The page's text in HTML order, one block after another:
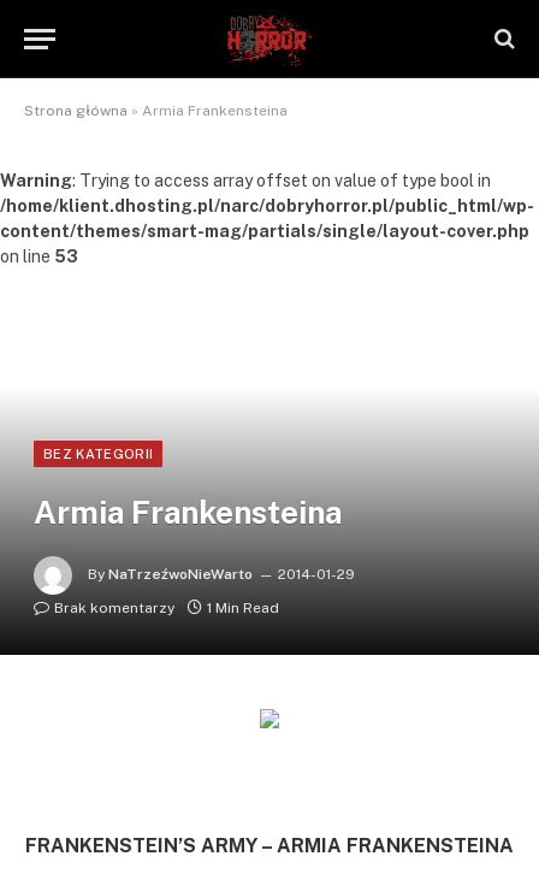
Strona główna » Armia Frankensteina
Warning: Trying to access array offset on value of type bool in
/home/klient.dhosting.pl/narc/dobryhorror.pl/public_html/wp-
content/themes/smart-mag/partials/single/layout-cover.php
on line 53
BEZ KATEGORII
Armia Frankensteina
By NaTrzeźwoNieWarto
2014-01-29
Brak komentarzy
1 Min Read
FRANKENSTEIN’S ARMY – ARMIA FRANKENSTEINA